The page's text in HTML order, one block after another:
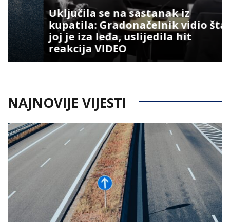
Uključila se na sastanak iz
kupatila: Gradonačelnik vidio šta
joj je iza leđa, uslijedila hit
reakcija VIDEO
NAJNOVIJE VIJESTI